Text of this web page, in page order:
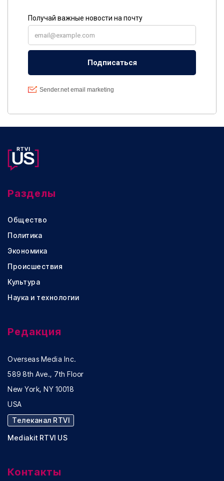
Разделы
Общество
Политика
Экономика
Происшествия
Культура
Наука и технологии
Редакция
Overseas Media Inc.
589 8th Ave., 7th Floor
New York, NY 10018
USA
Телеканал RTVI
Mediakit RTVI US
Контакты